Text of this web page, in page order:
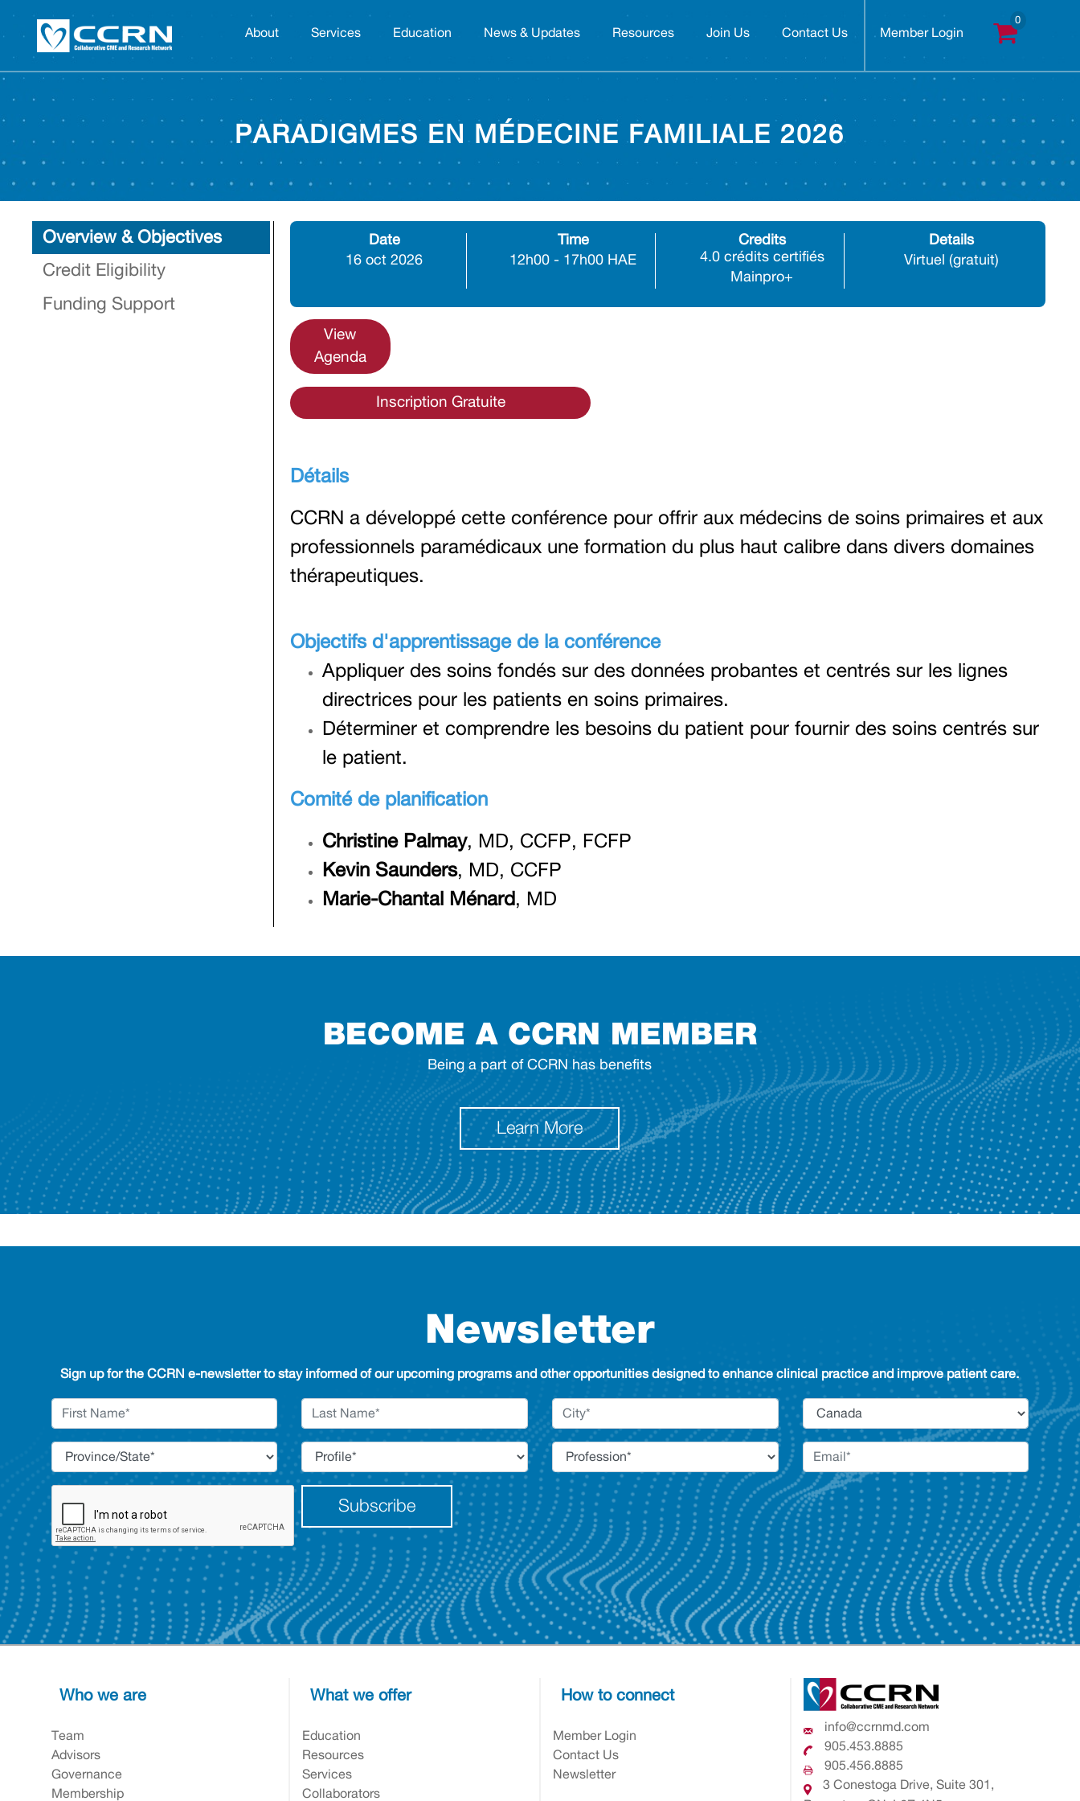
About Services Education News & Updates Resources Join Us Contact Us Member Login
PARADIGMES EN MÉDECINE FAMILIALE 2026
Overview & Objectives
Credit Eligibility
Funding Support
Date
16 oct 2026
Time
12h00 - 17h00 HAE
Credits
4.0 crédits certifiés
Mainpro+
Details
Virtuel (gratuit)
View
Agenda
Inscription Gratuite
Détails
CCRN a développé cette conférence pour offrir aux médecins de soins primaires et aux
professionnels paramédicaux une formation du plus haut calibre dans divers domaines
thérapeutiques.
Objectifs d'apprentissage de la conférence
Appliquer des soins fondés sur des données probantes et centrés sur les lignes
directrices pour les patients en soins primaires.
Déterminer et comprendre les besoins du patient pour fournir des soins centrés sur
le patient.
Comité de planification
Christine Palmay, MD, CCFP, FCFP
Kevin Saunders, MD, CCFP
Marie-Chantal Ménard , MD
BECOME A CCRN MEMBER
Being a part of CCRN has benefits
Learn More
Newsletter
Sign up for the CCRN e-newsletter to stay informed of our upcoming programs and other opportunities designed to enhance clinical practice and improve patient care.
Subscribe
Who we are
Team
Advisors
Governance
Membership
What we offer
Education
Resources
Services
Collaborators
How to connect
Member Login
Contact Us
Newsletter
info@ccrnmd.com
905.453.8885
905.456.8885
3 Conestoga Drive, Suite 301,